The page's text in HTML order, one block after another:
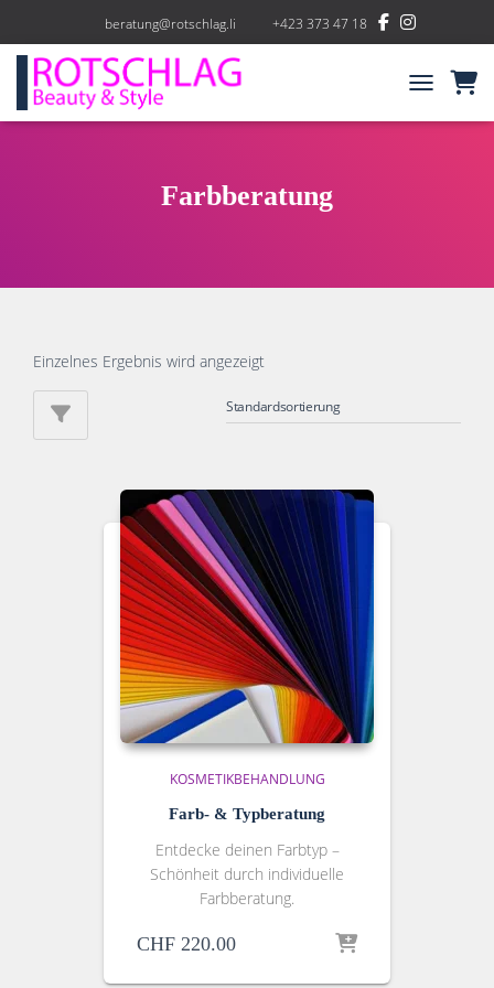
beratung@rotschlag.li +423 373 47 18
Farbberatung
Einzelnes Ergebnis wird angezeigt
KOSMETIKBEHANDLUNG
Farb- & Typberatung
Entdecke deinen Farbtyp –
Schönheit durch individuelle
Farbberatung.
CHF 220.00